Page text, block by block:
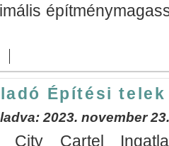
Építési
2023. november
City Cartel